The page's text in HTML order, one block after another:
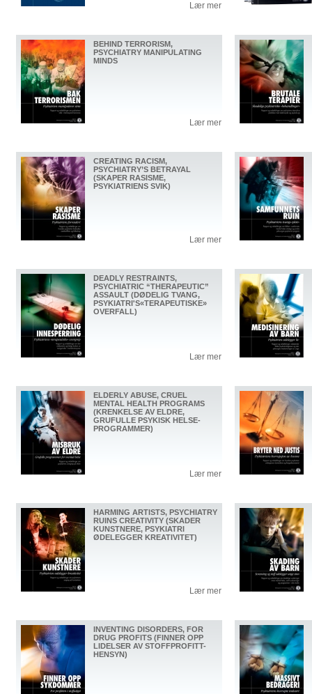
Lær mer
BEHIND TERRORISM,
PSYCHIATRY MANIPULATING
MINDS
Lær mer
CREATING RACISM,
PSYCHIATRY’S BETRAYAL
(SKAPER RASISME,
PSYKIATRIENS SVIK)
Lær mer
DEADLY RESTRAINTS,
PSYCHIATRIC “THERAPEUTIC”
ASSAULT (DØDELIG TVANG,
PSYKIATRI'S«TERAPEUTISKE»
OVERFALL)
Lær mer
ELDERLY ABUSE, CRUEL
MENTAL HEALTH PROGRAMS
(KRENKELSE AV ELDRE,
GRUFULLE PSYKISK HELSE-
PROGRAMMER)
Lær mer
HARMING ARTISTS, PSYCHIATRY
RUINS CREATIVITY (SKADER
KUNSTNERE, PSYKIATRI
ØDELEGGER KREATIVITET)
Lær mer
INVENTING DISORDERS, FOR
DRUG PROFITS (FINNER OPP
LIDELSER AV STOFFPROFITT-
HENSYN)